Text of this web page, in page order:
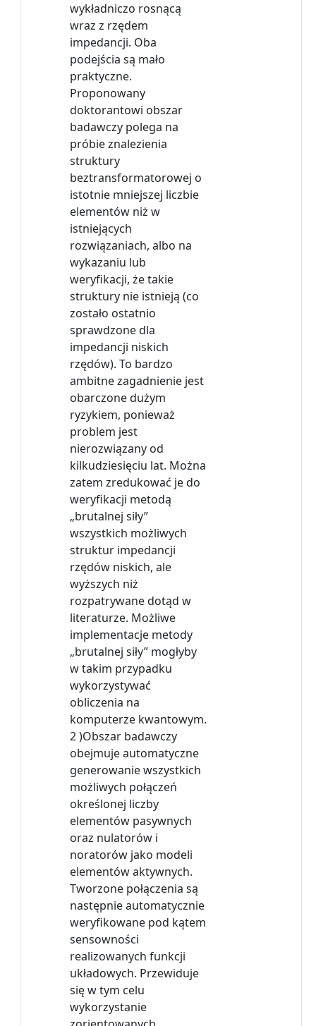
wykładniczo rosnącą
wraz z rzędem
impedancji. Oba
podejścia są mało
praktyczne.
Proponowany
doktorantowi obszar
badawczy polega na
próbie znalezienia
struktury
beztransformatorowej o
istotnie mniejszej liczbie
elementów niż w
istniejących
rozwiązaniach, albo na
wykazaniu lub
weryfikacji, że takie
struktury nie istnieją (co
zostało ostatnio
sprawdzone dla
impedancji niskich
rzędów). To bardzo
ambitne zagadnienie jest
obarczone dużym
ryzykiem, ponieważ
problem jest
nierozwiązany od
kilkudziesięciu lat. Można
zatem zredukować je do
weryfikacji metodą
„brutalnej siły”
wszystkich możliwych
struktur impedancji
rzędów niskich, ale
wyższych niż
rozpatrywane dotąd w
literaturze. Możliwe
implementacje metody
„brutalnej siły” mogłyby
w takim przypadku
wykorzystywać
obliczenia na
komputerze kwantowym.
2 )Obszar badawczy
obejmuje automatyczne
generowanie wszystkich
możliwych połączeń
określonej liczby
elementów pasywnych
oraz nulatorów i
noratorów jako modeli
elementów aktywnych.
Tworzone połączenia są
następnie automatycznie
weryfikowane pod kątem
sensowności
realizowanych funkcji
układowych. Przewiduje
się w tym celu
wykorzystanie